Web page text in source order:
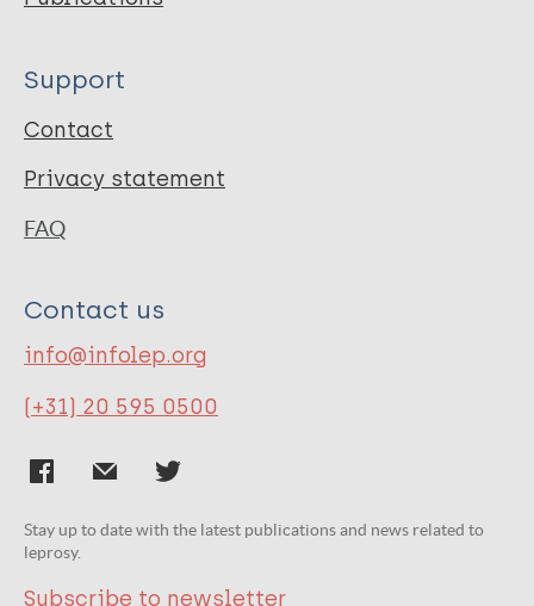
Support
Contact
Privacy statement
FAQ
Contact us
info@infolep.org
(+31) 20 595 0500
Stay up to date with the latest publications and news related to
leprosy.
Subscribe to newsletter